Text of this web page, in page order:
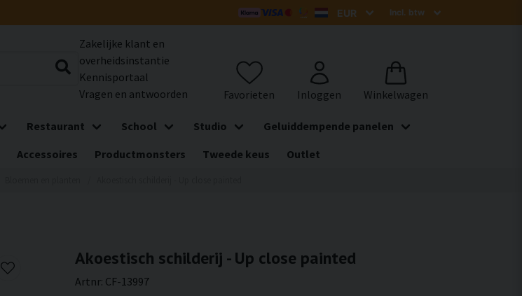
Zakelijke klant en
overheidsinstantie
Kennisportaal
Vragen en antwoorden
Restaurant School Studio
Geluiddempende panelen
Accessoires Productmonsters Tweede keus Outlet
Akoestisch schilderij - Up close painted
Artnr: CF-13997